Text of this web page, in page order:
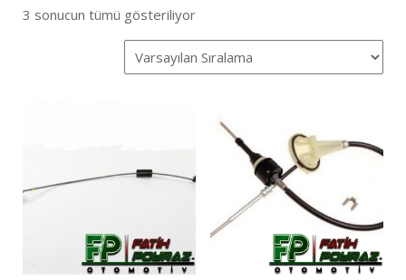
3 sonucun tümü gösteriliyor